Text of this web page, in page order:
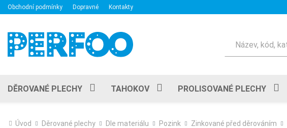
Obchodní podmínky Dopravné Kontakty
DĚROVANÉ PLECHY TAHOKOV PROLISOVANÉ PLECHY
Úvod Děrované plechy Dle materiálu Pozink Zinkované před děrováním